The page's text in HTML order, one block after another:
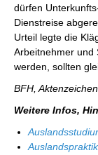
dürfen
Dienstreise
Urteil legte die
Arbeitnehmer und
werden, sollten
BFH,
Weitere Infos,